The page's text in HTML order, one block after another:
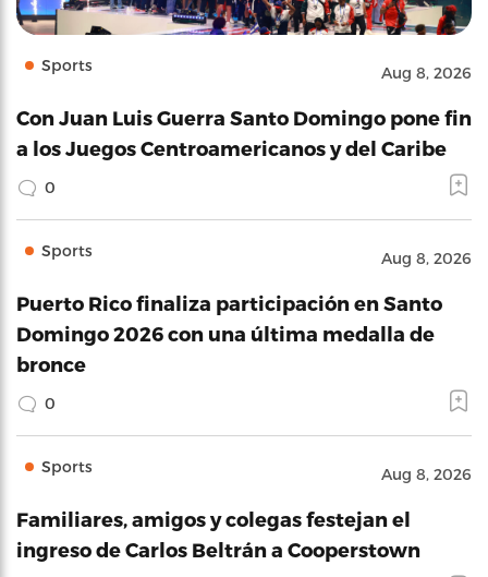
Sports Aug 8, 2026
Con Juan Luis Guerra Santo Domingo pone fin
a los Juegos Centroamericanos y del Caribe
0
Sports Aug 8, 2026
Puerto Rico finaliza participación en Santo
Domingo 2026 con una última medalla de
bronce
0
Sports Aug 8, 2026
Familiares, amigos y colegas festejan el
ingreso de Carlos Beltrán a Cooperstown